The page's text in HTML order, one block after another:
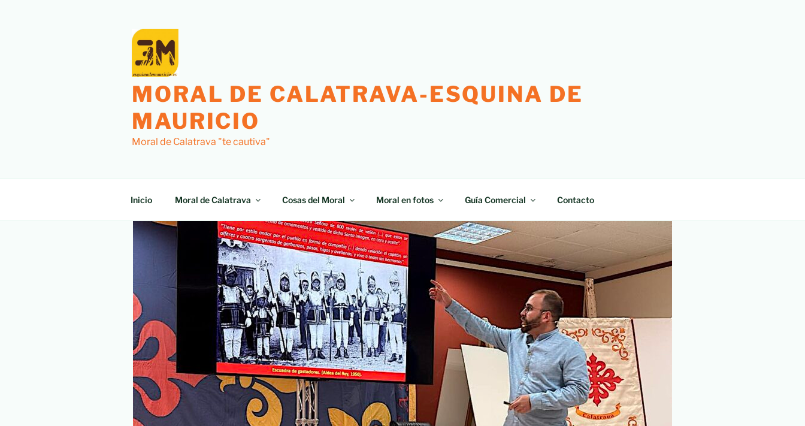
MORAL DE CALATRAVA-ESQUINA DE
MAURICIO
Moral de Calatrava "te cautiva"
Inicio Moral de Calatrava Cosas del Moral Moral en fotos Guía Comercial Contacto